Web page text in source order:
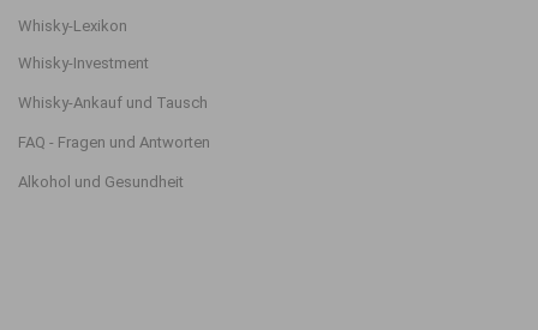
Whisky-Lexikon
Whisky-Investment
Whisky-Ankauf und Tausch
FAQ - Fragen und Antworten
Alkohol und Gesundheit